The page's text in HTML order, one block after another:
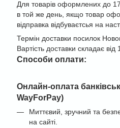
Для товарів оформлених до
в той же день, якщо товар
відправка відбуваєтсья на
Термін доставки посилок
Вартість доставки складає від
Cпособи оплати:
Онлайн-оплата
WayForPay)
Миттєвий, зручний та
на сайті.